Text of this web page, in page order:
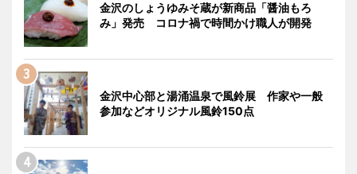
金沢のしょうゆみそ蔵が新商品「醤油もろ
み」発売 コロナ禍で時間かけ職人が開発
金沢中心部と湯涌温泉で風鈴展 作家や一般
参加などオリジナル風鈴150点